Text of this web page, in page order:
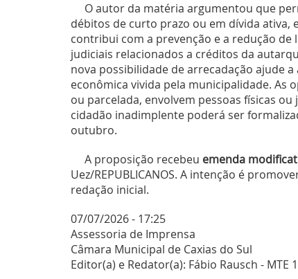
O autor da matéria argumentou que
débitos de curto prazo ou em dívida ativa,
contribui com a prevenção e a redução
judiciais relacionados a créditos da
nova possibilidade de arrecadação ajude
econômica vivida pela municipalidade. As
ou parcelada, envolvem pessoas físicas ou
cidadão inadimplente poderá ser
outubro.
A proposição recebeu emenda
Uez/REPUBLICANOS. A intenção é
redação inicial.
07/07/2026 - 17:25
Assessoria de Imprensa
Câmara Municipal de Caxias do Sul
Editor(a) e Redator(a): Fábio Rausch - MTE